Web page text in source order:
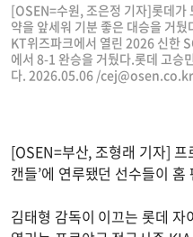
[OSEN=수원, 조은정 기자]롯데가
약을 앞세워 기분 좋은 대승을 거
KT위즈파크에서 열린 2026 신한
에서 8-1 완승을 거뒀다.롯데 고승
다. 2026.05.06 /cej@osen.co.kr
[OSEN=부산, 조형래 기자] 프
캔들’에 연루됐던 선수들이
김태형 감독이 이끄는 롯데